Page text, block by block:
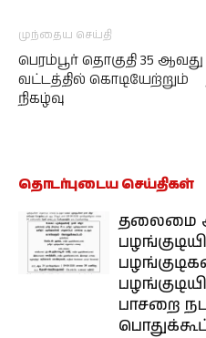
முந்தைய செய்தி
பெரம்பூர் தொகுதி 35 ஆவது
வட்டத்தில் கொடியேற்றும்
நிகழ்வு
தொடர்புடைய செய்திகள்
தலைமை
பாசறை